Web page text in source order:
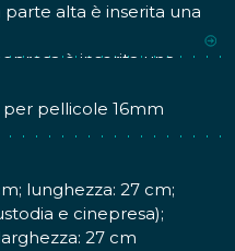
alta è inserita una
è inserita una
di diversa apertura e
essere rapidamente
stessa. Ciascun
interno la cui apertura
ghiera posta
fuoco è regolabile
Per il teleobiettivo
pellicole 16mm
lunghezza: 27 cm;
e cinepresa);
27 cm